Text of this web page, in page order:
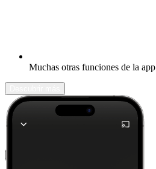
Muchas otras funciones de la app